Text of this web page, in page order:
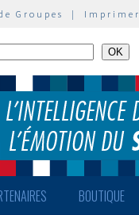
Groupes | Imprimer
BOUTIQUE